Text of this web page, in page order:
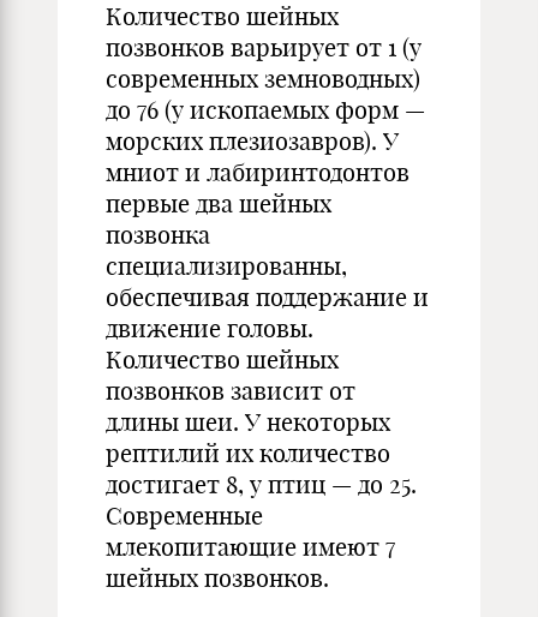
Количество шейных
позвонков варьирует от 1 (у
современных земноводных)
до 76 (у ископаемых форм —
морских плезиозавров). У
мниот и лабиринтодонтов
первые два шейных
позвонка
специализированны,
обеспечивая поддержание и
движение головы.
Количество шейных
позвонков зависит от
длины шеи. У некоторых
рептилий их количество
достигает 8, у птиц — до 25.
Современные
млекопитающие имеют 7
шейных позвонков.